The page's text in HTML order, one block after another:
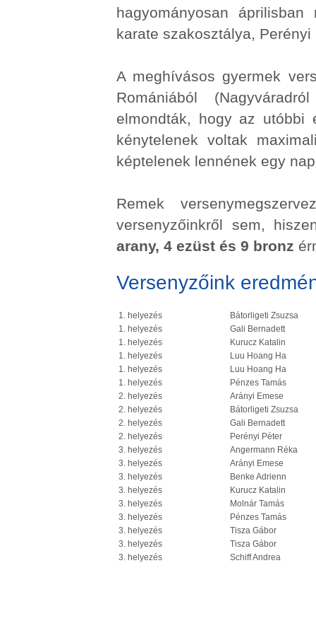
hagyományosan
karate szakosztálya,
A meghívásos gyermek
Romániából
elmondták, hogy az utóbbi
kénytelenek voltak
képtelenek lennének egy
Remek
versenyzőinkről sem,
arany, 4 ezüst és 9 bronz
Versenyzőink
1. helyezés
Bátorligeti Zsuzsa
1. helyezés
Gali Bernadett
1. helyezés
Kurucz Katalin
1. helyezés
Luu Hoang Ha
1. helyezés
Luu Hoang Ha
1. helyezés
Pénzes Tamás
2. helyezés
Arányi Emese
2. helyezés
Bátorligeti Zsuzsa
2. helyezés
Gali Bernadett
2. helyezés
Perényi Péter
3. helyezés
Angermann Réka
3. helyezés
Arányi Emese
3. helyezés
Benke Adrienn
3. helyezés
Kurucz Katalin
3. helyezés
Molnár Tamás
3. helyezés
Pénzes Tamás
3. helyezés
Tisza Gábor
3. helyezés
Tisza Gábor
3. helyezés
Schiff Andrea